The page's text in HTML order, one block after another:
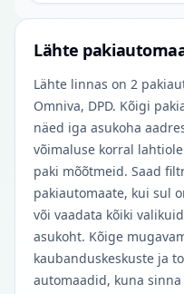
Lähte
Lähte linnas on 2
Omniva, DPD. Kõigi
näed iga asukoha
võimaluse korral
paki mõõtmeid. Saad
pakiautomaate, kui sul
või vaadata kõiki
asukoht. Kõige
kaubanduskeskuste ja
automaadid, kuna